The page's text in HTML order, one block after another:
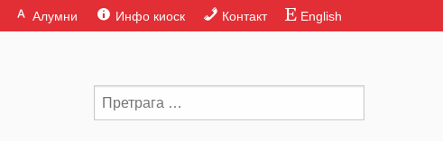
English
Контакт
Инфо киоск
Алумни